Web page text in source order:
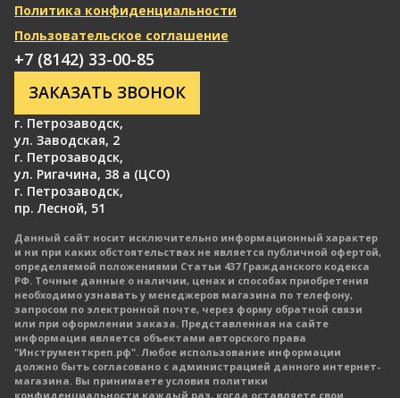
Политика конфиденциальности
Пользовательское соглашение
г. Петрозаводск,
ул. Заводская, 2
г. Петрозаводск,
ул. Ригачина, 38 а (ЦСО)
г. Петрозаводск,
пр. Лесной, 51
+7 (8142) 33-00-85
ЗАКАЗАТЬ ЗВОНОК
Данный сайт носит исключительно информационный характер
и ни при каких обстоятельствах не является публичной офертой,
определяемой положениями Статьи 437 Гражданского кодекса
РФ. Точные данные о наличии, ценах и способах приобретения
необходимо узнавать у менеджеров магазина по телефону,
запросом по электронной почте, через форму обратной связи
или при оформлении заказа. Представленная на сайте
информация является объектами авторского права
"Инструменткреп.рф". Любое использование информации
должно быть согласовано с администрацией данного интернет-
магазина. Вы принимаете условия политики
конфиденциальности каждый раз, когда оставляете свои